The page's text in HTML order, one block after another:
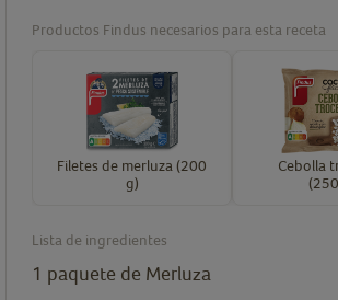
Productos Findus necesarios para esta receta
Filetes de merluza (200
g)
Cebolla
Lista de ingredientes
1 paquete de Merluza